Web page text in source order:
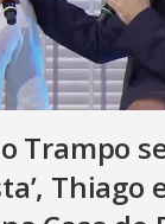
Trampo
Thiago